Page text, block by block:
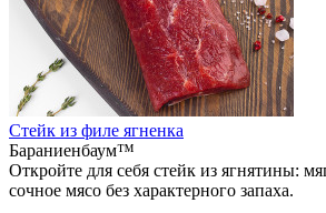
Стейк из филе ягненка
Бараниенбаум™
Откройте для себя стейк из ягнятины:
сочное мясо без характерного запаха.